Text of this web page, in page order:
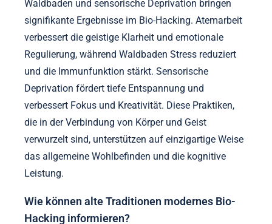
Deprivationstanks schaffen eine Umgebung für tiefe
Entspannung und verbesserte Introspektion, was zu
größerem Selbstbewusstsein führt. Neurofeedback
trainiert das Gehirn zur Selbstregulation, verbessert
den Fokus und reduziert Angst. Diese Methoden
können, wenn sie strategisch angewendet werden,
die Wirksamkeit von Bio-Hacking-Initiativen
verstärken.
Welche weniger bekannten Praktiken bringen
signifikante Ergebnisse?
Weniger bekannte Praktiken wie Atemarbeit,
Waldbaden und sensorische Deprivation bringen